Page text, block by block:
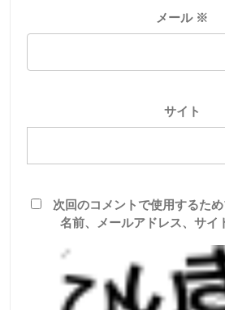
メール ※
サイト
次回のコメントで使用するた
名前、メールアドレス、サイ